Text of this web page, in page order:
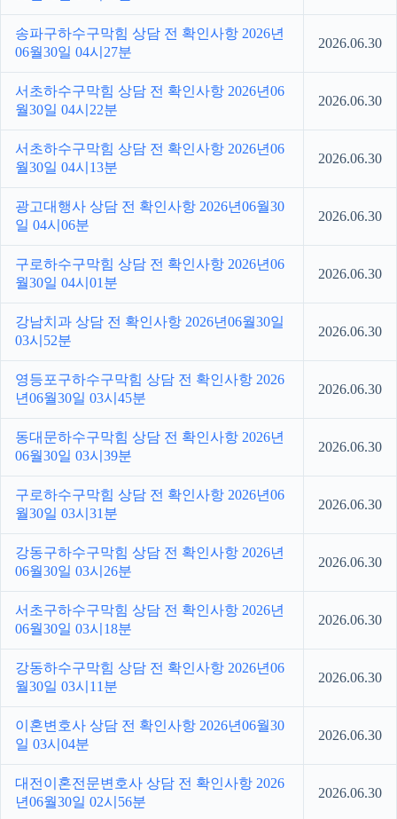
송파구하수구막힘 상담 전 확인사항 2026년
06월30일 04시27분
2026.06.30
서초하수구막힘 상담 전 확인사항 2026년06
월30일 04시22분
2026.06.30
서초하수구막힘 상담 전 확인사항 2026년06
월30일 04시13분
2026.06.30
광고대행사 상담 전 확인사항 2026년06월30
일 04시06분
2026.06.30
구로하수구막힘 상담 전 확인사항 2026년06
월30일 04시01분
2026.06.30
강남치과 상담 전 확인사항 2026년06월30일
03시52분
2026.06.30
영등포구하수구막힘 상담 전 확인사항 2026
년06월30일 03시45분
2026.06.30
동대문하수구막힘 상담 전 확인사항 2026년
06월30일 03시39분
2026.06.30
구로하수구막힘 상담 전 확인사항 2026년06
월30일 03시31분
2026.06.30
강동구하수구막힘 상담 전 확인사항 2026년
06월30일 03시26분
2026.06.30
서초구하수구막힘 상담 전 확인사항 2026년
06월30일 03시18분
2026.06.30
강동하수구막힘 상담 전 확인사항 2026년06
월30일 03시11분
2026.06.30
이혼변호사 상담 전 확인사항 2026년06월30
일 03시04분
2026.06.30
대전이혼전문변호사 상담 전 확인사항 2026
년06월30일 02시56분
2026.06.30